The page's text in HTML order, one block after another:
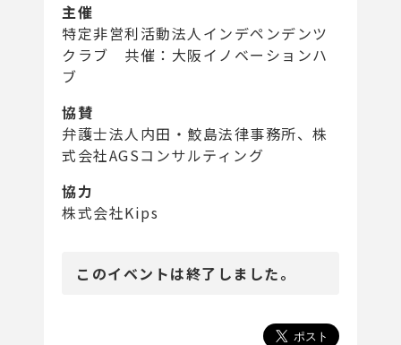
主催
特定非営利活動法人インデペンデンツ
クラブ 共催：大阪イノベーションハ
ブ
協賛
弁護士法人内田・鮫島法律事務所、株
式会社AGSコンサルティング
協力
株式会社Kips
このイベントは終了しました。